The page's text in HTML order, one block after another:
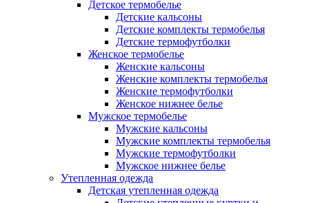
Детское термобелье
Детские кальсоны
Детские комплекты термобелья
Детские термофутболки
Женское термобелье
Женские кальсоны
Женские комплекты термобелья
Женские термофутболки
Женское нижнее белье
Мужское термобелье
Мужские кальсоны
Мужские комплекты термобелья
Мужские термофутболки
Мужское нижнее белье
Утепленная одежда
Детская утепленная одежда